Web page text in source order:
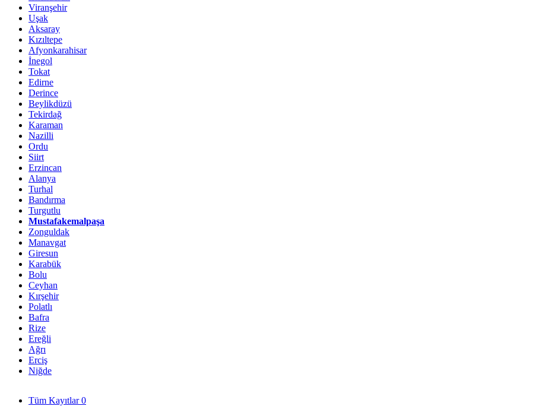
Viranşehir
Uşak
Aksaray
Kızıltepe
Afyonkarahisar
İnegol
Tokat
Edirne
Derince
Beylikdüzü
Tekirdağ
Karaman
Nazilli
Ordu
Siirt
Erzincan
Alanya
Turhal
Bandırma
Turgutlu
Mustafakemalpaşa
Zonguldak
Manavgat
Giresun
Karabük
Bolu
Ceyhan
Kırşehir
Polatlı
Bafra
Rize
Ereğli
Ağrı
Erciş
Niğde
Tüm Kayıtlar0